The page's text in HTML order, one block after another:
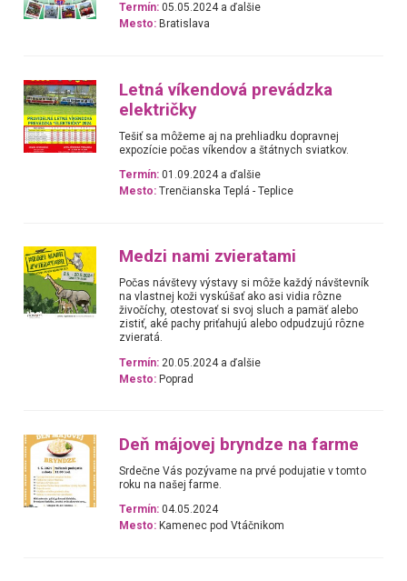
Termín: 05.05.2024 a ďalšie
Mesto: Bratislava
Letná víkendová prevádzka
električky
Tešiť sa môžeme aj na prehliadku dopravnej
expozície počas víkendov a štátnych sviatkov.
Termín: 01.09.2024 a ďalšie
Mesto: Trenčianska Teplá - Teplice
Medzi nami zvieratami
Počas návštevy výstavy si môže každý návštevník
na vlastnej koži vyskúšať ako asi vidia rôzne
živočíchy, otestovať si svoj sluch a pamäť alebo
zistiť, aké pachy priťahujú alebo odpudzujú rôzne
zvieratá.
Termín: 20.05.2024 a ďalšie
Mesto: Poprad
Deň májovej bryndze na farme
Srdečne Vás pozývame na prvé podujatie v tomto
roku na našej farme.
Termín: 04.05.2024
Mesto: Kamenec pod Vtáčnikom